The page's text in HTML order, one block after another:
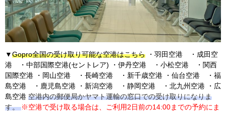
▼ Gopro全国の受け取り可能な空港はこちら ・羽田空港 ・成田空
港 ・中部国際空港(セントレア) ・伊丹空港 ・小松空港 ・関西
国際空港 ・岡山空港 ・長崎空港 ・新千歳空港 ・仙台空港 ・福
島空港 ・鹿児島空港 ・新潟空港 ・静岡空港 ・北九州空港 ・広
島空港 空港内の郵便局かヤマト運輸の窓口での受け取りになりま
す。※空港で受け取る場合は、ご利用2日前の14:00までの予約にま